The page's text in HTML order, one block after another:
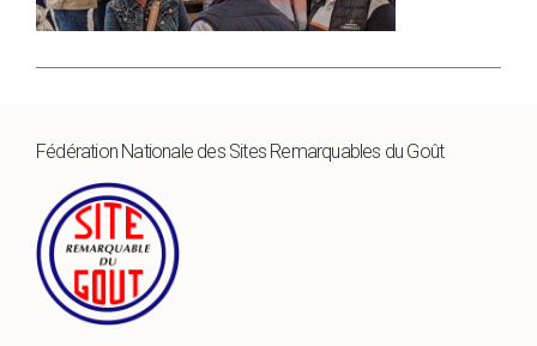
Fédération Nationale des Sites Remarquables du Goût